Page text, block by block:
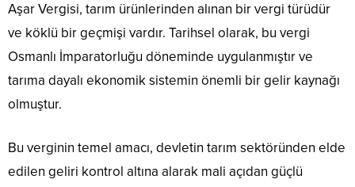
Aşar Vergisi, tarım ürünlerinden alınan bir vergi türüdür
ve köklü bir geçmişi vardır. Tarihsel olarak, bu vergi
Osmanlı İmparatorluğu döneminde uygulanmıştır ve
tarıma dayalı ekonomik sistemin önemli bir gelir kaynağı
olmuştur.
Bu verginin temel amacı, devletin tarım sektöründen elde
edilen geliri kontrol altına alarak mali açıdan güçlü